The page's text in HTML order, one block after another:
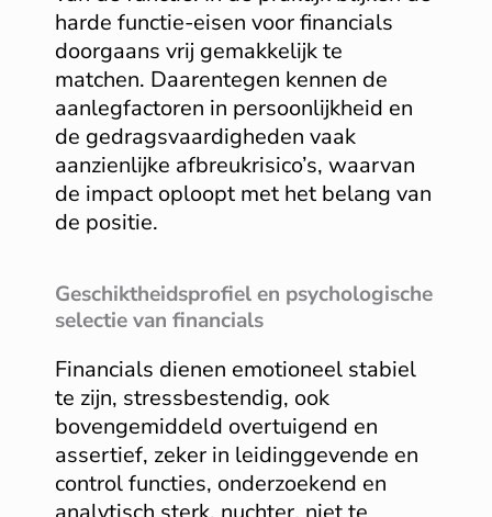
harde functie-eisen voor financials
doorgaans vrij gemakkelijk te
matchen. Daarentegen kennen de
aanlegfactoren in persoonlijkheid en
de gedragsvaardigheden vaak
aanzienlijke afbreukrisico’s, waarvan
de impact oploopt met het belang van
de positie.
Geschiktheidsprofiel en psychologische
selectie van financials
Financials dienen emotioneel stabiel
te zijn, stressbestendig, ook
bovengemiddeld overtuigend en
assertief, zeker in leidinggevende en
control functies, onderzoekend en